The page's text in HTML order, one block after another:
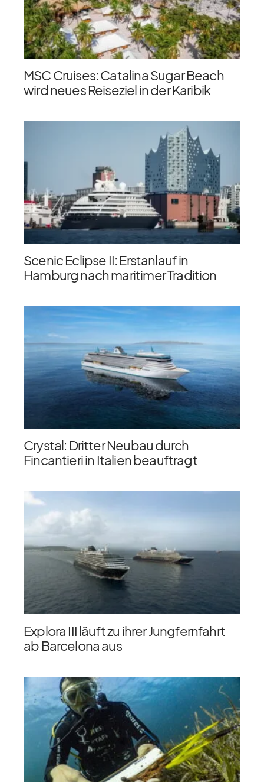
MSC Cruises: Catalina Sugar Beach
wird neues Reiseziel in der Karibik
Scenic Eclipse II: Erstanlauf in
Hamburg nach maritimer Tradition
Crystal: Dritter Neubau durch
Fincantieri in Italien beauftragt
Explora III läuft zu ihrer Jungfernfahrt
ab Barcelona aus